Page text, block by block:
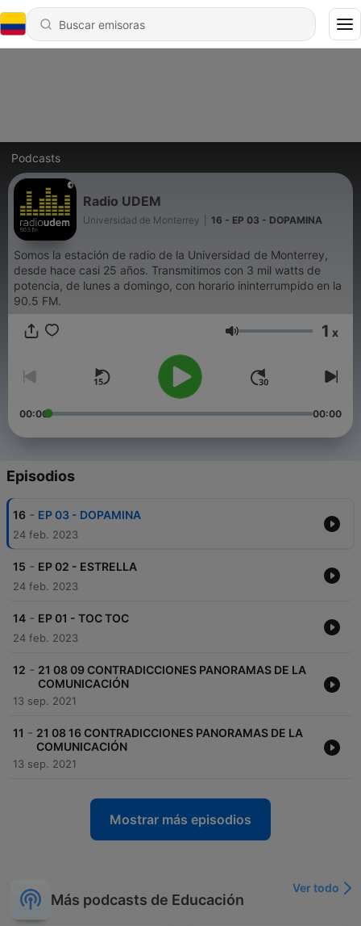
Podcasts
Radio UDEM
Universidad de Monterrey 16 - EP 03 - DOPAMINA
Somos la estación de radio de la Universidad de Monterrey,
desde hace casi 25 años. Transmitimos con 3 mil watts de
potencia, de lunes a domingo, con horario ininterrumpido en la
90.5 FM.
Volumen 1 x
00:00 00:00
Episodios
16 - EP 03 - DOPAMINA
24 feb. 2023
15 - EP 02 - ESTRELLA
24 feb. 2023
14 - EP 01 - TOC TOC
24 feb. 2023
12 - 21 08 09 CONTRADICCIONES PANORAMAS DE LA
COMUNICACIÓN
13 sep. 2021
11 - 21 08 16 CONTRADICCIONES PANORAMAS DE LA
COMUNICACIÓN
13 sep. 2021
Mostrar más episodios
Más podcasts de Educación
Ver todo